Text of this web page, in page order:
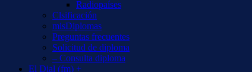
Radiopaíses
Clsificación
misDiplomas
Preguntas frecuentes
Solicitud de diploma
– Consulta diploma
El Dial (fm) +